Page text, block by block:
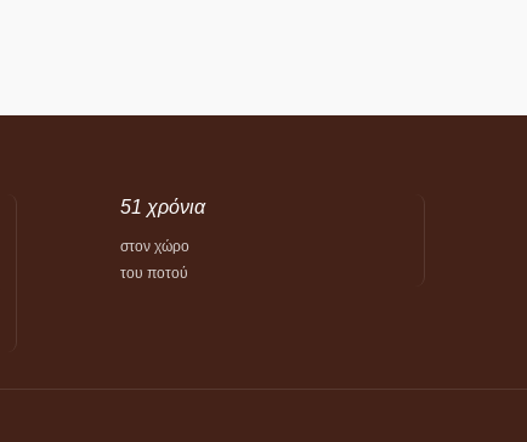
51 χρόνια
στον χώρο
του ποτού